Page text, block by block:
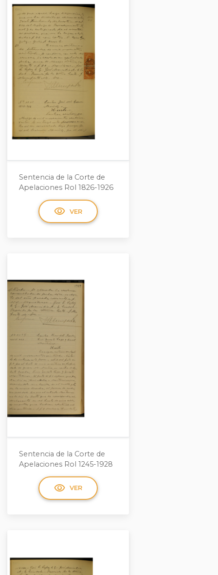
Sentencia de la Corte de
Apelaciones Rol 1826-1926
visibility VER
Sentencia de la Corte de
Apelaciones Rol 1245-1928
visibility VER